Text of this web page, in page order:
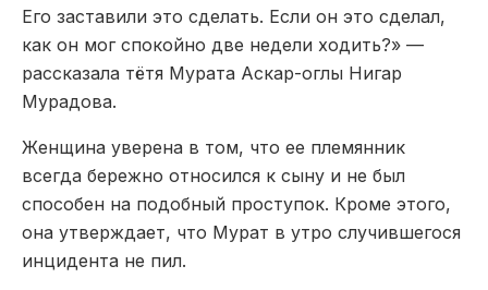
Его заставили это сделать. Если он это сделал,
как он мог спокойно две недели ходить?» —
рассказала тётя Мурата Аскар-оглы Нигар
Мурадова.
Женщина уверена в том, что ее племянник
всегда бережно относился к сыну и не был
способен на подобный проступок. Кроме этого,
она утверждает, что Мурат в утро случившегося
инцидента не пил.